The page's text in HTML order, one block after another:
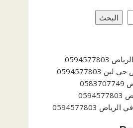
البحث
0594577803